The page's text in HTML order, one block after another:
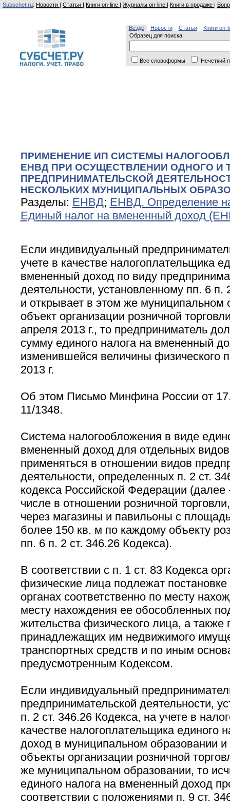
Subschet.ru: Новости | Статьи | Книги on-line | Журналы on-line | Книги в продаже |
Везде Новости Статьи
Книги on-
Образец для поиска:
Все словоформы Нечеткий
ПРИМЕНЕНИЕ ИП СИСТЕМЫ
ЕНВД ПРИ ОСУЩЕСТВЛЕНИИ ОДНОГО И
ПРЕДПРИНИМАТЕЛЬСКОЙ
НЕСКОЛЬКИХ МУНИЦИПАЛЬНЫХ
Разделы: ЕНВД; ЕНВД. Определение
Единый налог на вмененный доход
Если индивидуальный
учете в качестве налогоплательщика
вмененный доход по виду
деятельности, установленному пп. 6 п.
и открывает в этом же муниципальном
объект организации розничной
апреля 2013 г., то предприниматель
сумму единого налога на вмененный
изменившейся величины физического
2013 г.
Об этом Письмо Минфина России от
11/1348.
Система налогообложения в виде
вмененный доход для отдельных
применяться в отношении видов
деятельности, определенных п. 2 ст.
кодекса Российской Федерации (далее
числе в отношении розничной
через магазины и павильоны с
более 150 кв. м по каждому объекту
пп. 6 п. 2 ст. 346.26 Кодекса).
В соответствии с п. 1 ст. 83 Кодекса
физические лица подлежат
органах соответственно по месту
месту нахождения ее обособленных
жительства физического лица, а
принадлежащих им недвижимого
транспортных средств и по иным
предусмотренным Кодексом.
Если индивидуальный
предпринимательской деятельности,
п. 2 ст. 346.26 Кодекса, на учете в
качестве налогоплательщика единого
доход в муниципальном образовании
объекты организации розничной
же муниципальном образовании, то
единого налога на вмененный доход
соответствии с положениями п. 9 ст.